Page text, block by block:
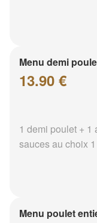
Menu demi
13.90 €
1 demi poulet + 1
sauces au choix
Menu poulet